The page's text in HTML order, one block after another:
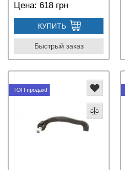
Цена: 618 грн
КУПИТЬ
Быстрый заказ
ТОП продаж!